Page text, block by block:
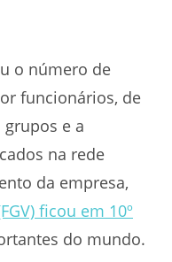
o número de
funcionários, de
e a
na rede
da empresa,
ficou em 10º
do mundo.